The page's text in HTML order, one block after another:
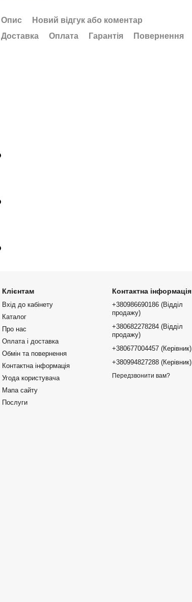
Опис
Новий відгук або коментар
Доставка
Оплата Гарантія Повернення
Клієнтам
Вхід до кабінету
Каталог
Про нас
Оплата і доставка
Обмін та повернення
Контактна інформація
Угода користувача
Мапа сайту
Послуги
Контактна інформація
+380986690186 (Відділ
продажу)
+380682278284 (Відділ
продажу)
+380677004457 (Керівник)
+380994827288 (Керівник)
Передзвонити вам?